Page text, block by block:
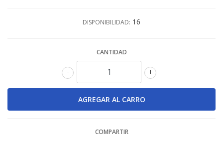
DISPONIBILIDAD: 16
CANTIDAD
+
-
COMPARTIR